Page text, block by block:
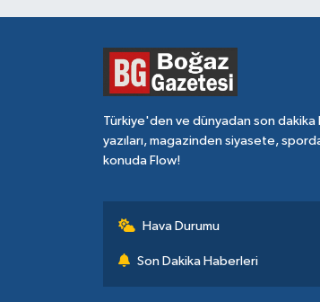
Türkiye'den ve dünyadan son dakika
yazıları, magazinden siyasete,
konuda Flow!
Hava Durumu
Son Dakika Haberleri